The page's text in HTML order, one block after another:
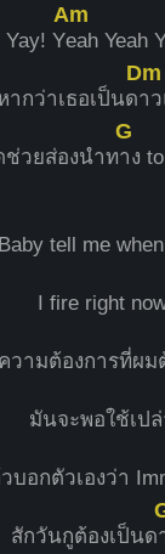
Yay! Y
Am
eah Yeah
ากว่าเธอเป็นด
Dm
า
ช่วยส่องนำท
G
าง
tell me
I fire right
ความต้องการที่ผม
มันจะพอใช้เปล่
บอกตัวเองว่า
สักวันกูต้องเป็นด